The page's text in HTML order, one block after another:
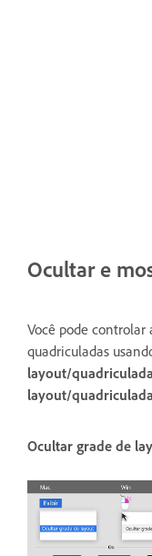
Ocultar e
Você pode controlar
quadriculadas
layout/
layout/quadriculada
Ocultar grade de